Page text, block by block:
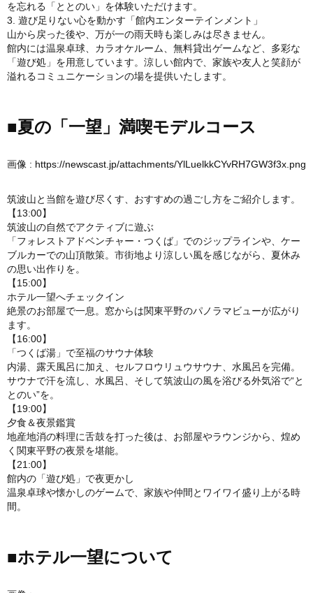
を忘れる「ととのい」を体験いただけます。
3. 遊び足りない心を動かす「館内エンターテインメント」
山から戻った後や、万が一の雨天時も楽しみは尽きません。
館内には温泉卓球、カラオケルーム、無料貸出ゲームなど、多彩な
「遊び処」を用意しています。涼しい館内で、家族や友人と笑顔が
溢れるコミュニケーションの場を提供いたします。
■夏の「一望」満喫モデルコース
画像 : https://newscast.jp/attachments/YlLuelkkCYvRH7GW3f3x.png
筑波山と当館を遊び尽くす、おすすめの過ごし方をご紹介します。
【13:00】
筑波山の自然でアクティブに遊ぶ
「フォレストアドベンチャー・つくば」でのジップラインや、ケー
ブルカーでの山頂散策。市街地より涼しい風を感じながら、夏休み
の思い出作りを。
【15:00】
ホテル一望へチェックイン
絶景のお部屋で一息。窓からは関東平野のパノラマビューが広がり
ます。
【16:00】
「つくば湯」で至福のサウナ体験
内湯、露天風呂に加え、セルフロウリュウサウナ、水風呂を完備。
サウナで汗を流し、水風呂、そして筑波山の風を浴びる外気浴で“と
とのい”を。
【19:00】
夕食＆夜景鑑賞
地産地消の料理に舌鼓を打った後は、お部屋やラウンジから、煌め
く関東平野の夜景を堪能。
【21:00】
館内の「遊び処」で夜更かし
温泉卓球や懐かしのゲームで、家族や仲間とワイワイ盛り上がる時
間。
■ホテル一望について